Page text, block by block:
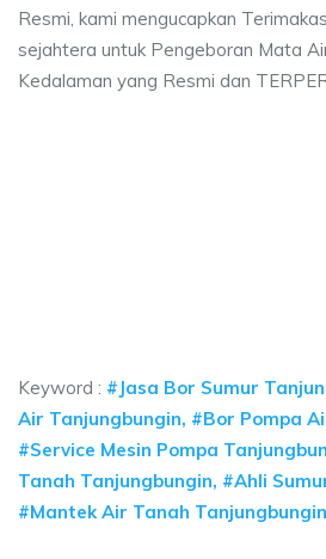
Resmi, kami mengucapkan
sejahtera untuk Pengeboran Mata
Kedalaman yang Resmi dan
Keyword : #Jasa Bor Sumur
Air Tanjungbungin, #Bor Pompa
#Service Mesin Pompa
Tanah Tanjungbungin, #Ahli
#Mantek Air Tanah Tanjungbungin